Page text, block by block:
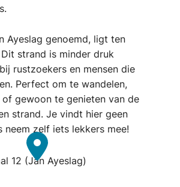
Ayeslag genoemd, ligt ten
strand is minder druk
rustzoekers en mensen die
Perfect om te wandelen,
gewoon te genieten van de
strand. Je vindt hier geen
neem zelf iets lekkers mee!